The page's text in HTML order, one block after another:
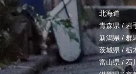
北海道
青森県/岩
新潟県 / 群
茨城県 / 栃
富山県/ 石